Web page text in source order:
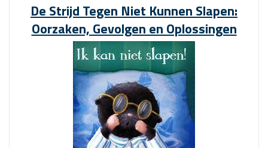
Supplement
voor
een
Gezond
Immuunsysteem”
De Strijd Tegen Niet Kunnen Slapen:
Oorzaken, Gevolgen en Oplossingen